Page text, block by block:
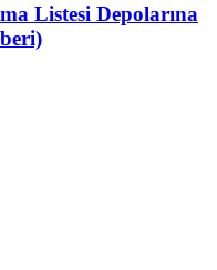
Listesi Depolarına